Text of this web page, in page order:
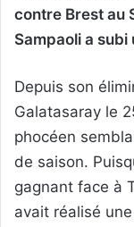
contre Brest au
Sampaoli a
Depuis son
Galatasaray le
phocéen
de saison.
gagnant face à
avait réalisé